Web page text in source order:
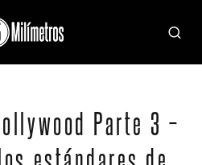
Parte 3 –